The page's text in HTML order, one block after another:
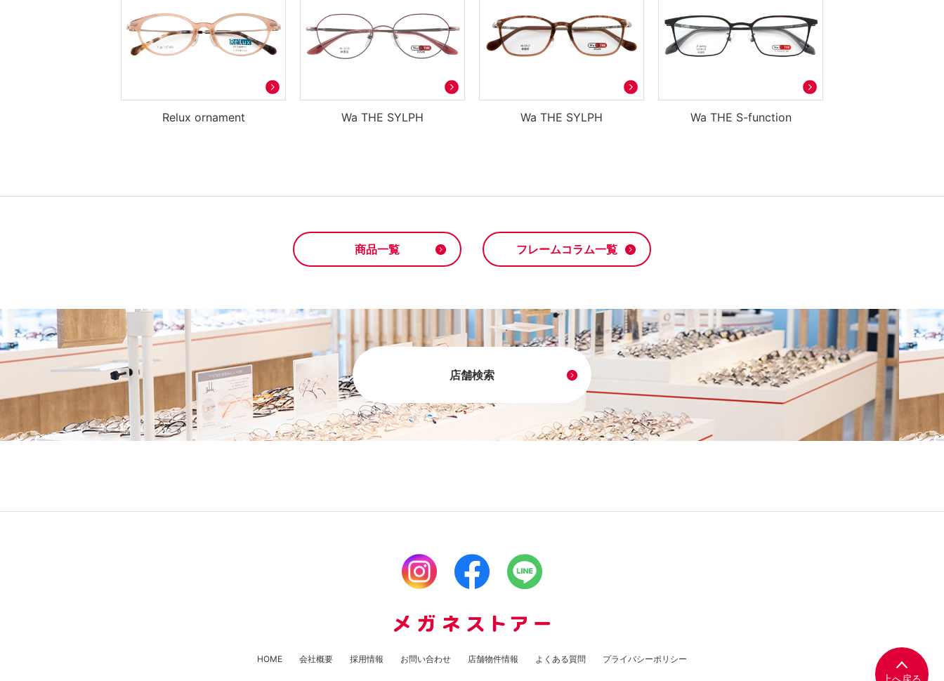
Relux ornament Wa THE SYLPH Wa THE SYLPH Wa THE S-function
商品一覧 フレームコラム一覧
店舗検索
上へ戻る
HOME 会社概要 採用情報 お問い合わせ 店舗物件情報 よくある質問 プライバシーポリシー